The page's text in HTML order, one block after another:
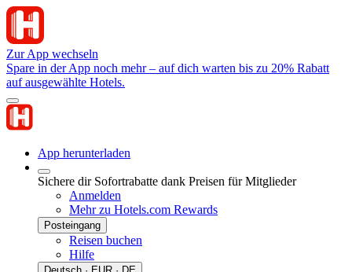
Zur App wechseln
Spare in der App noch mehr – auf dich warten bis zu 20% Rabatt
auf ausgewählte Hotels.
App herunterladen
Sichere dir Sofortrabatte dank Preisen für Mitglieder
Anmelden
Mehr zu Hotels.com Rewards
Posteingang
Reisen buchen
Hilfe